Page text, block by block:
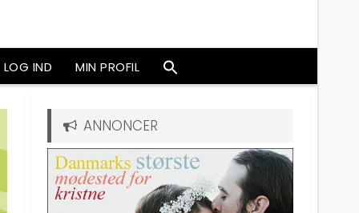
LOG IND MIN PROFIL
ANNONCER